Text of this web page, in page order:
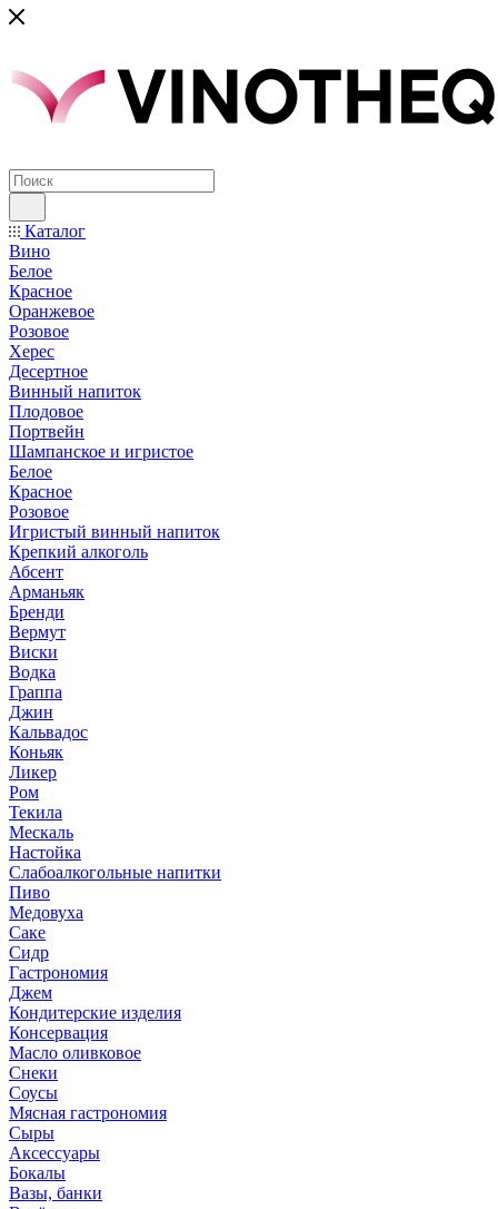
Каталог
Вино
Белое
Красное
Оранжевое
Розовое
Херес
Десертное
Винный напиток
Плодовое
Портвейн
Шампанское и игристое
Белое
Красное
Розовое
Игристый винный напиток
Крепкий алкоголь
Абсент
Арманьяк
Бренди
Вермут
Виски
Водка
Граппа
Джин
Кальвадос
Коньяк
Ликер
Ром
Текила
Мескаль
Настойка
Слабоалкогольные напитки
Пиво
Медовуха
Саке
Сидр
Гастрономия
Джем
Кондитерские изделия
Консервация
Масло оливковое
Снеки
Соусы
Мясная гастрономия
Сыры
Аксессуары
Бокалы
Вазы, банки